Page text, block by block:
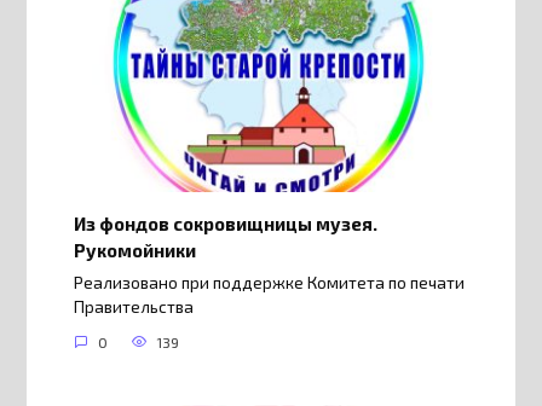
Из фондов сокровищницы музея.
Рукомойники
Реализовано при поддержке Комитета по печати
Правительства
0 139